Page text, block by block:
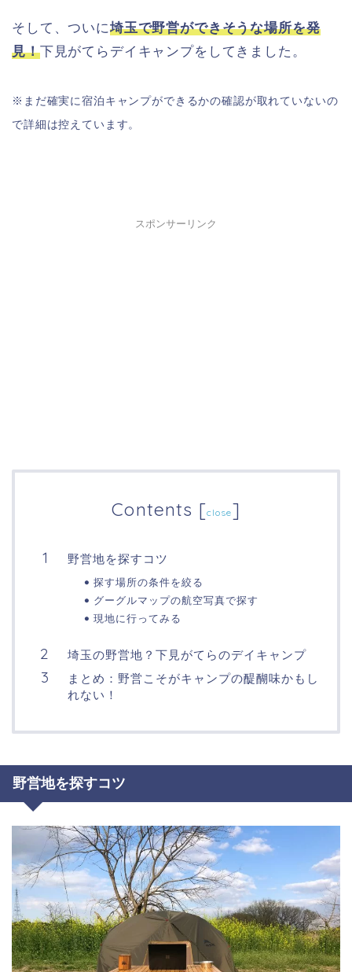
そして、ついに埼玉で野営ができそうな場所を発
見！下見がてらデイキャンプをしてきました。
※まだ確実に宿泊キャンプができるかの確認が取れていないの
で詳細は控えています。
スポンサーリンク
Contents [close]
野営地を探すコツ
探す場所の条件を絞る
グーグルマップの航空写真で探す
現地に行ってみる
埼玉の野営地？下見がてらのデイキャンプ
まとめ：野営こそがキャンプの醍醐味かもし
れない！
野営地を探すコツ